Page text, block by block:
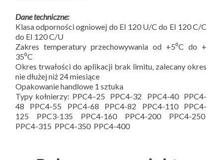
Dane techniczne:
Klasa odporności ogniowej do EI 120 U/C do EI 120 C/C
do EI 120 C/U
Zakres temperatury przechowywania od +5⁰C do +
35⁰C
Okres trwałości do aplikacji brak limitu, zalecany okres
nie dłużej niż 24 miesiące
Opakowanie handlowe 1 sztuka
Typy kołnierzy: PPC4–25 PPC4-32 PPC4-40 PPC4-
48 PPC4-55 PPC4-68 PPC4-82 PPC4-110 PPC4-
125 PPC3-135 PPC4-160 PPC4-200 PPC4-250
PPC4-315 PPC4-350 PPC4-400